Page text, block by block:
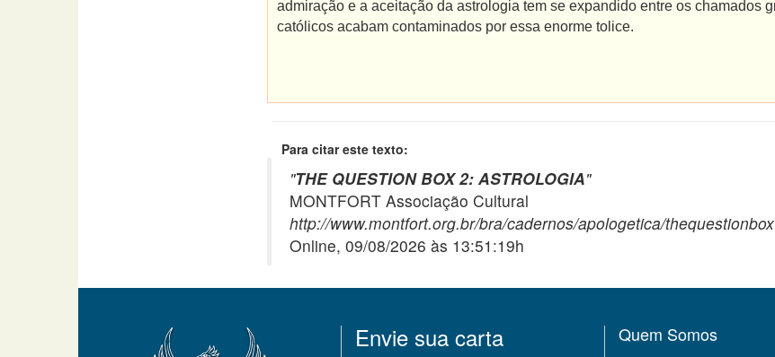
admiração e a aceitação da astrologia tem se expandido entre os chamados
católicos acabam contaminados por essa enorme tolice.
Para citar este texto:
"THE QUESTION BOX 2: ASTROLOGIA"
MONTFORT Associação Cultural
http://www.montfort.org.br/bra/cadernos/apologetica/
Online, 09/08/2026 às 13:51:19h
Envie sua carta Quem Somos